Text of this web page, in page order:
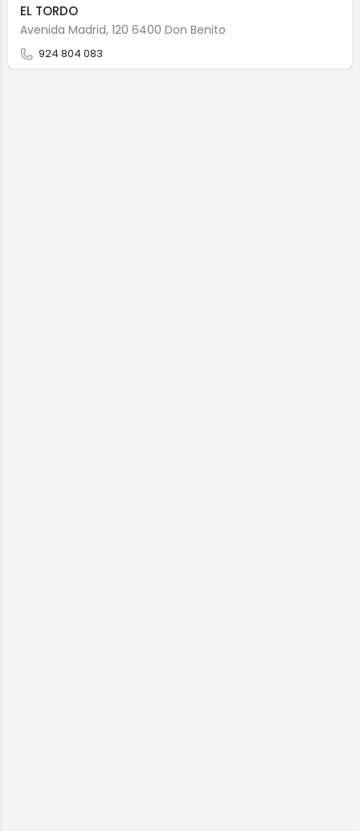
EL TORDO
Avenida Madrid, 120 6400 Don Benito
924 804 083